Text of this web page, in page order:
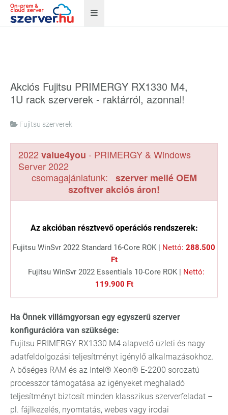
Akciós Fujitsu PRIMERGY RX1330 M4,
1U rack szerverek - raktárról, azonnal!
Fujitsu szerverek
2022 value4you - PRIMERGY & Windows
Server 2022
csomagajánlatunk: szerver mellé OEM
szoftver akciós áron!
Az akcióban résztvevő operációs rendszerek:
Fujitsu WinSvr 2022 Standard 16-Core ROK | Nettó: 288.500
Ft
Fujitsu WinSvr 2022 Essentials 10-Core ROK | Nettó:
119.900 Ft
Ha Önnek villámgyorsan egy egyszerű szerver
konfigurációra van szüksége:
Fujitsu PRIMERGY RX1330 M4 alapvető üzleti és nagy
adatfeldolgozási teljesítményt igénylő alkalmazásokhoz.
A bőséges RAM és az Intel® Xeon® E-2200 sorozatú
processzor támogatása az igényeket meghaladó
teljesítményt biztosít minden klasszikus szerverfeladat –
pl. fájlkezelés, nyomtatás, webes vagy irodai